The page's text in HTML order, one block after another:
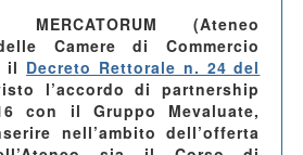
MERCATORUM (Ateneo
Camere di Commercio
il Decreto Rettorale n. 24 del
l’accordo di partnership
con il Gruppo Mevaluate,
nell’ambito dell’offerta